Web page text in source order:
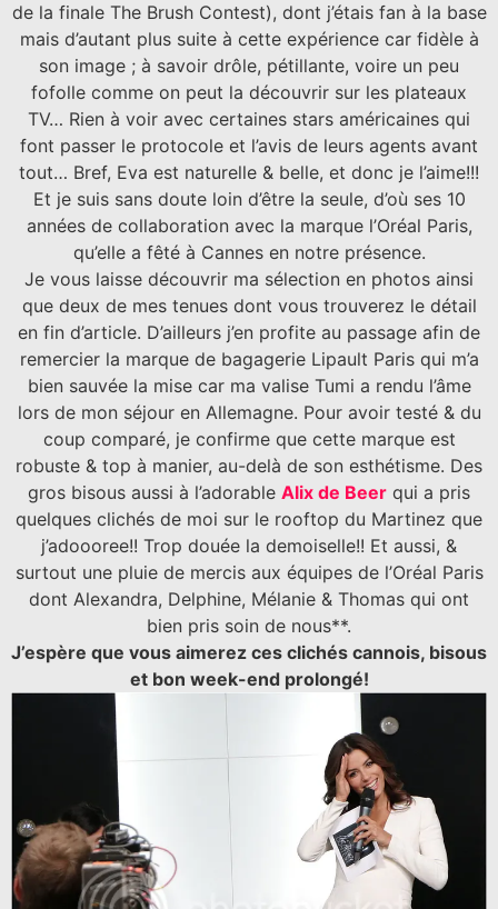
de la finale The Brush Contest), dont j’étais fan à la base
mais d’autant plus suite à cette expérience car fidèle à
son image ; à savoir drôle, pétillante, voire un peu
fofolle comme on peut la découvrir sur les plateaux
TV… Rien à voir avec certaines stars américaines qui
font passer le protocole et l’avis de leurs agents avant
tout… Bref, Eva est naturelle & belle, et donc je l’aime!!!
Et je suis sans doute loin d’être la seule, d’où ses 10
années de collaboration avec la marque l’Oréal Paris,
qu’elle a fêté à Cannes en notre présence.
Je vous laisse découvrir ma sélection en photos ainsi
que deux de mes tenues dont vous trouverez le détail
en fin d’article. D’ailleurs j’en profite au passage afin de
remercier la marque de bagagerie Lipault Paris qui m’a
bien sauvée la mise car ma valise Tumi a rendu l’âme
lors de mon séjour en Allemagne. Pour avoir testé & du
coup comparé, je confirme que cette marque est
robuste & top à manier, au-delà de son esthétisme. Des
gros bisous aussi à l’adorable Alix de Beer qui a pris
quelques clichés de moi sur le rooftop du Martinez que
j’adoooree!! Trop douée la demoiselle!! Et aussi, &
surtout une pluie de mercis aux équipes de l’Oréal Paris
dont Alexandra, Delphine, Mélanie & Thomas qui ont
bien pris soin de nous**.
J’espère que vous aimerez ces clichés cannois, bisous
et bon week-end prolongé!